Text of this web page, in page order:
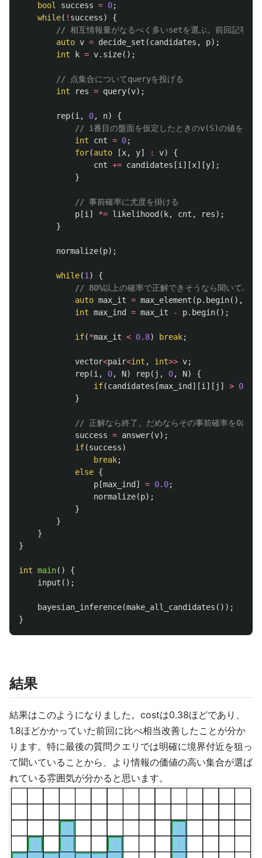
bool success = 0;
while( ! success)
{
// 相互情報量がなるべく多いsetを選ぶ。前回記事か
auto v = decide_set (candidates , p);
int
k = v. size();
// 点集合についてqueryを投げる
int
res = query(v);
rep(i , 0, n)
{
// i番目の盤面を仮定したときのv(S)の値を取得
int
cnt = 0;
for(auto [x, y] : v)
{
cnt += candidates [i ][x][y];
}
// 事前確率に尤度を掛ける
p [i ] *= likelihood ( k, cnt , res);
}
normalize(p);
while(1 )
{
// 80%以上の確率で正解できそうなら聞いてみる
auto max_it = max_element (p. begin(),
int max_ind = max_it - p. begin();
if(*max_it < 0.8) break;
vector<pair<int , int>> v;
rep(i , 0, N) rep( j , 0, N)
{
if(candidates [max_ind ][i ][ j ] > 0
}
// 正解なら終了。だめならその事前確率を0にし
success = answer(v);
if(success)
break;
else {
p [max_ind ] = 0.0;
normalize(p);
}
}
}
}
int main()
{
input ();
bayesian_inference(make_all_candidates ());
}
結果
結果はこのようになりました。costは0.38ほどであり、
1.8ほどかかっていた前回に比べ相当改善したことが分か
ります。特に最後の質問クエリでは明確に境界付近を狙っ
て聞いていることから、より情報の価値の高い集合が選ば
れている雰囲気が分かると思います。